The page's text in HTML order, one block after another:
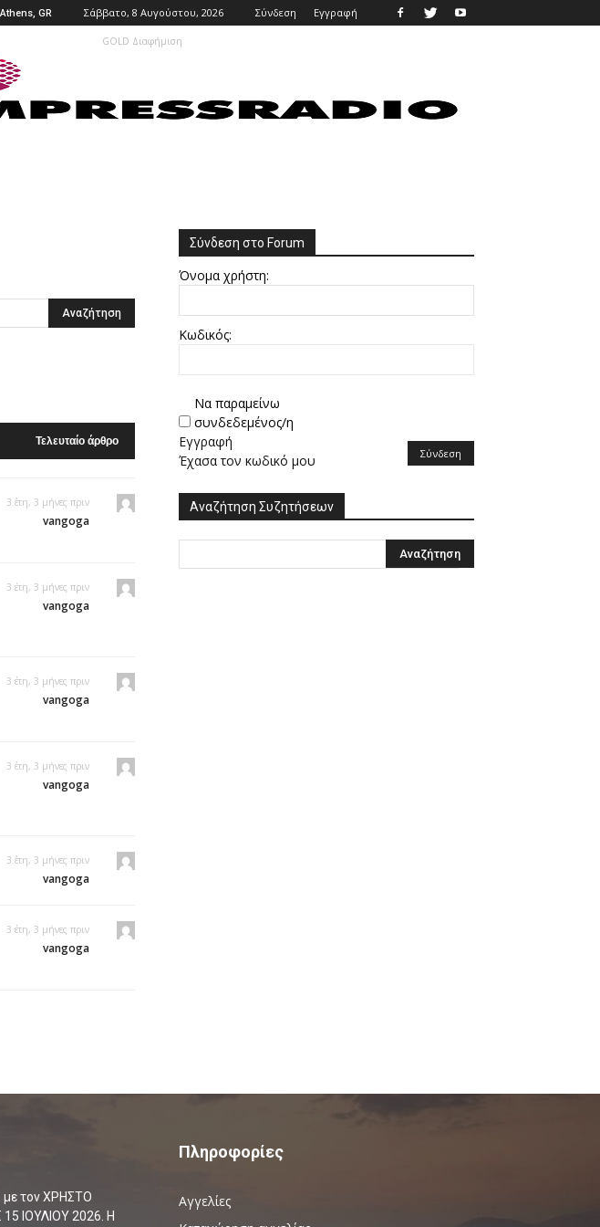
Athens, GR Σάββατο, 8 Αυγούστου, 2026 Σύνδεση Εγγραφή
GOLD Διαφήμιση
Τελευταίο άρθρο
3 έτη, 3 μήνες πριν
vangoga
3 έτη, 3 μήνες πριν
vangoga
3 έτη, 3 μήνες πριν
vangoga
3 έτη, 3 μήνες πριν
vangoga
3 έτη, 3 μήνες πριν
vangoga
3 έτη, 3 μήνες πριν
vangoga
Σύνδεση στο Forum
Όνομα χρήστη:
Κωδικός:
Να παραμείνω
συνδεδεμένος/η
Σύνδεση
Εγγραφή
Έχασα τον κωδικό μου
Αναζήτηση Συζητήσεων
τον ΧΡΗΣΤΟ
ΙΟΥΛΙΟΥ 2026. Η
Πληροφορίες
Αγγελίες